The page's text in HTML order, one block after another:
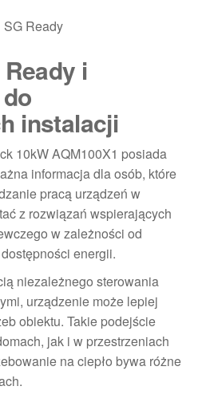
SG Ready
i
instalacji
10kW AQM100X1 posiada
informacja dla osób, które
pracą urządzeń w
z rozwiązań wspierających
w zależności od
energii.
niezależnego sterowania
urządzenie może lepiej
obiektu. Takie podejście
jak i w przestrzeniach
na ciepło bywa różne